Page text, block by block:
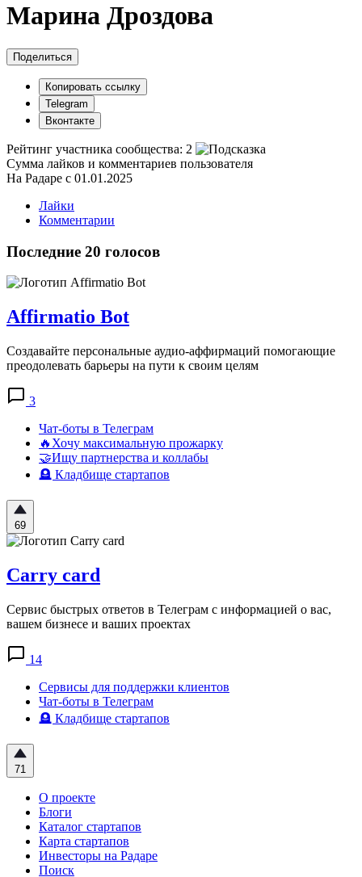
Марина Дроздова
Поделиться
Копировать ссылку
Telegram
Вконтакте
Рейтинг участника сообщества: 2
Сумма лайков и комментариев пользователя
На Радаре с 01.01.2025
Лайки
Комментарии
Последние 20 голосов
Affirmatio Bot
Создавайте персональные аудио-аффирмаций помогающие
преодолевать барьеры на пути к своим целям
3
Чат-боты в Телеграм
🔥Хочу максимальную прожарку
🤝Ищу партнерства и коллабы
🪦 Кладбище стартапов
69
Carry card
Cервис быстрых ответов в Телеграм с информацией о вас,
вашем бизнесе и ваших проектах
14
Сервисы для поддержки клиентов
Чат-боты в Телеграм
🪦 Кладбище стартапов
71
О проекте
Блоги
Каталог стартапов
Карта стартапов
Инвесторы на Радаре
Поиск